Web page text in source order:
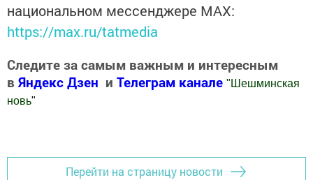
национальном мессенджере MАХ:
https://max.ru/tatmedia
Следите за самым важным и интересным
в Яндекс Дзен и Телеграм канале " Шешминская
новь"
Перейти на страницу новости